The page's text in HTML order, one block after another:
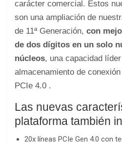
carácter comercial. Estos
son una ampliación de
de 11ª Generación, con
de dos dígitos en un solo
núcleos, una capacidad
almacenamiento de
PCIe 4.0 .
Las nuevas
plataforma también
20x líneas PCIe Gen 4.0 con